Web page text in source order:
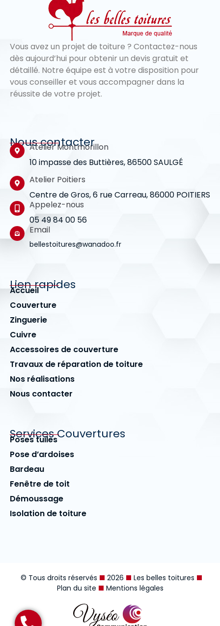
Vous avez un projet de toiture ? Contactez-nous
dès aujourd’hui pour obtenir un devis gratuit et
détaillé. Notre équipe est à votre disposition pour
vous conseiller et vous accompagner dans la
réussite de votre projet.
Nous contacter
Atelier Montmorillon
10 impasse des Buttières, 86500 SAULGÉ
Atelier Poitiers
Centre de Gros, 6 rue Carreau, 86000 POITIERS
Appelez-nous
05 49 84 00 56
Email
bellestoitures@wanadoo.fr
Lien rapides
Accueil
Couverture
Zinguerie
Cuivre
Accessoires de couverture
Travaux de réparation de toiture
Nos réalisations
Nous contacter
Services Couvertures
Poses tuiles
Pose d’ardoises
Bardeau
Fenêtre de toit
Démoussage
Isolation de toiture
© Tous droits réservés 2026
Les belles toitures
Plan du site
Mentions légales